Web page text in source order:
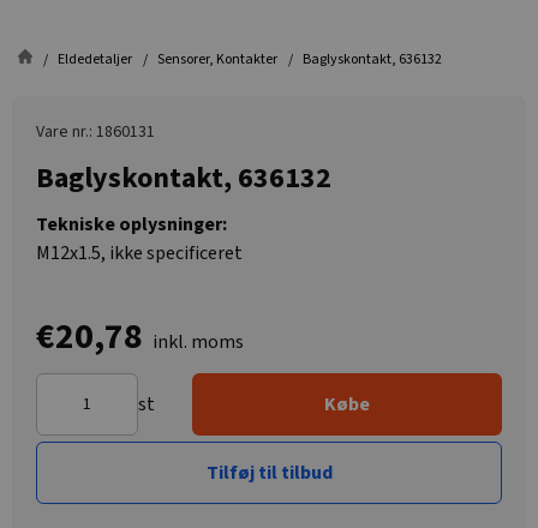
Eldedetaljer Sensorer, Kontakter Baglyskontakt, 636132
Vare nr.: 1860131
Baglyskontakt, 636132
Tekniske oplysninger:
M12x1.5, ikke specificeret
€20,78 inkl. moms
st Købe
Tilføj til tilbud